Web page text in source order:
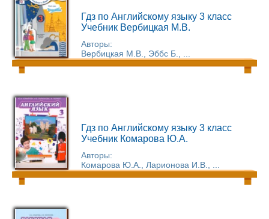
Гдз по Английскому языку 3 класс
Учебник Вербицкая М.В.
Авторы:
Вербицкая М.В., Эббс Б., ...
Гдз по Английскому языку 3 класс
Учебник Комарова Ю.А.
Авторы:
Комарова Ю.А., Ларионова И.В., ...